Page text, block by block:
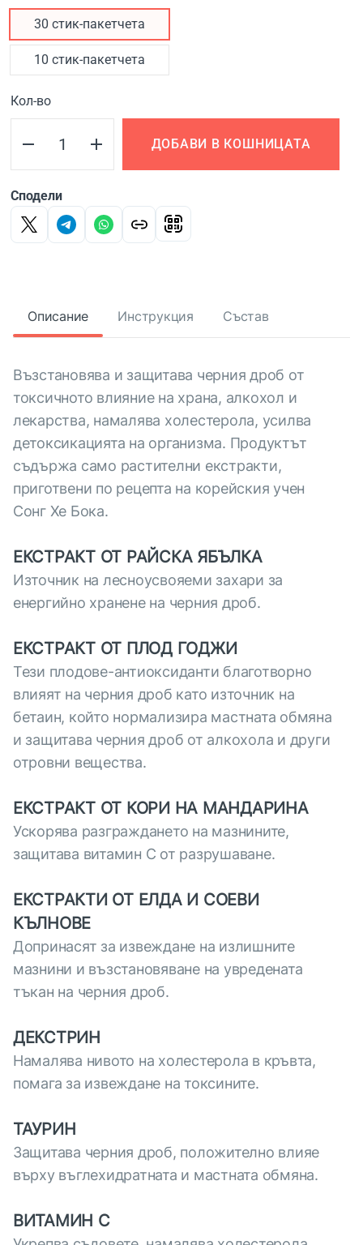
30 стик-пакетчета
10 стик-пакетчета
Кол-во
ДОБАВИ В КОШНИЦАТА
Сподели
Описание Инструкция Състав
Възстановява и защитава черния дроб от
токсичното влияние на храна, алкохол и
лекарства, намалява холестерола, усилва
детоксикацията на организма. Продуктът
съдържа само растителни екстракти,
приготвени по рецепта на корейския учен
Сонг Хе Бока.
ЕКСТРАКТ ОТ РАЙСКА ЯБЪЛКА
Източник на лесноусвояеми захари за
енергийно хранене на черния дроб.
ЕКСТРАКТ ОТ ПЛОД ГОДЖИ
Тези плодове-антиоксиданти благотворно
влияят на черния дроб като източник на
бетаин, който нормализира мастната обмяна
и защитава черния дроб от алкохола и други
отровни вещества.
ЕКСТРАКТ ОТ КОРИ НА МАНДАРИНА
Ускорява разграждането на мазнините,
защитава витамин С от разрушаване.
ЕКСТРАКТИ ОТ ЕЛДА И СОЕВИ
КЪЛНОВЕ
Допринасят за извеждане на излишните
мазнини и възстановяване на увредената
тъкан на черния дроб.
ДЕКСТРИН
Намалява нивото на холестерола в кръвта,
помага за извеждане на токсините.
ТАУРИН
Защитава черния дроб, положително влияе
върху въглехидратната и мастната обмяна.
ВИТАМИН С